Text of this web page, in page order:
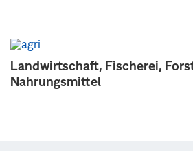
Landwirtschaft, Fischerei,
Nahrungsmittel